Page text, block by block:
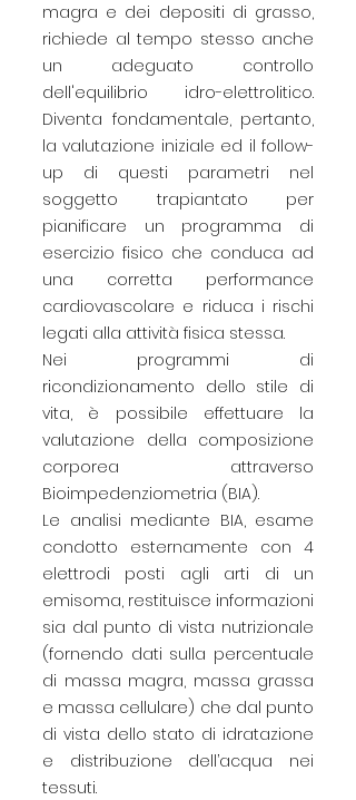
magra e dei depositi di grasso,
richiede al tempo stesso anche
un adeguato controllo
dell'equilibrio idro-elettrolitico.
Diventa fondamentale, pertanto,
la valutazione iniziale ed il follow-
up di questi parametri nel
soggetto trapiantato per
pianificare un programma di
esercizio fisico che conduca ad
una corretta performance
cardiovascolare e riduca i rischi
legati alla attività fisica stessa.
Nei programmi di
ricondizionamento dello stile di
vita, è possibile effettuare la
valutazione della composizione
corporea attraverso
Bioimpedenziometria (BIA).
Le analisi mediante BIA, esame
condotto esternamente con 4
elettrodi posti agli arti di un
emisoma, restituisce informazioni
sia dal punto di vista nutrizionale
(fornendo dati sulla percentuale
di massa magra, massa grassa
e massa cellulare) che dal punto
di vista dello stato di idratazione
e distribuzione dell’acqua nei
tessuti.